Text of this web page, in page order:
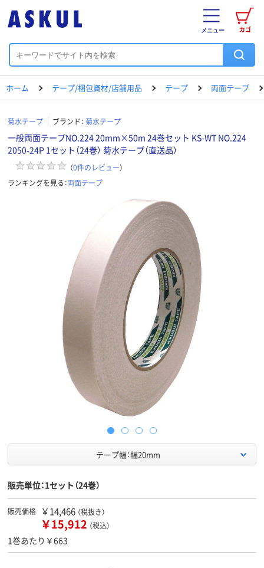
カゴ
メニュー
ホーム テープ/梱包資材/店舗用品 テープ 両面テープ
菊水テープ ブランド： 菊水テープ
一般両面テープNO.224 20mm×50m 24巻セット KS-WT NO.224
2050-24P 1セット（24巻） 菊水テープ（直送品）
（0件のレビュー）
ランキングを見る：両面テープ
テープ幅：幅20mm
販売単位：1セット（24巻）
販売価格 ￥14,466 （税抜き）
￥15,912 （税込）
1巻あたり￥663